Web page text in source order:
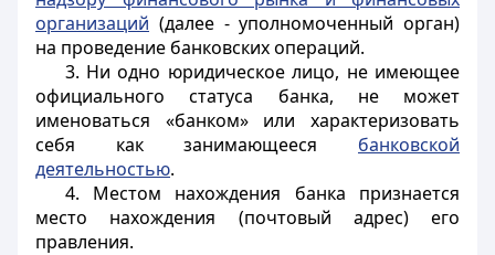
организаций (далее - уполномоченный орган)
на проведение банковских операций.
3. Ни одно юридическое лицо, не имеющее
официального статуса банка, не может
именоваться «банком» или характеризовать
себя как занимающееся банковской
деятельностью.
4. Местом нахождения банка признается
место нахождения (почтовый адрес) его
правления.